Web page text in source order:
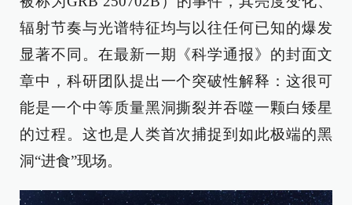
辐射节奏与光谱特征均与以往任何已知的爆发
显著不同。在最新一期《科学通报》的封面文
章中，科研团队提出一个突破性解释：这很可
能是一个中等质量黑洞撕裂并吞噬一颗白矮星
的过程。这也是人类首次捕捉到如此极端的黑
洞“进食”现场。